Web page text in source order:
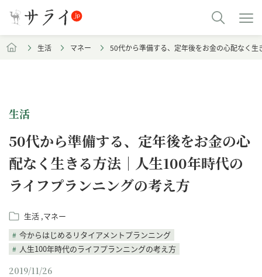
生活 マネー 50代から準備する、定年後をお金の心配なく
生活
50代から準備する、定年後をお金の心
配なく生きる方法｜人生100年時代の
ライフプランニングの考え方
生活 マネー
今からはじめるリタイアメントプランニング
人生100年時代のライフプランニングの考え方
2019/11/26